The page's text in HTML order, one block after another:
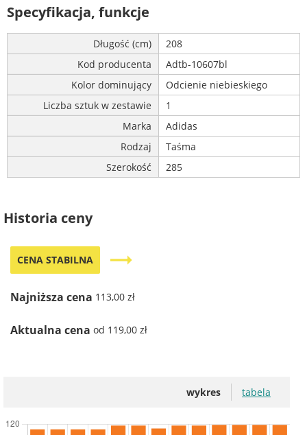
Specyfikacja, funkcje
Długość (cm)
208
Kod producenta
Adtb-10607bl
Kolor dominujący
Odcienie niebieskiego
Liczba sztuk w zestawie
1
Marka
Adidas
Rodzaj
Taśma
Szerokość
285
Historia ceny
CENA STABILNA trending_flat
Najniższa cena 113,00 zł
Aktualna cena od 119,00 zł
wykres tabela